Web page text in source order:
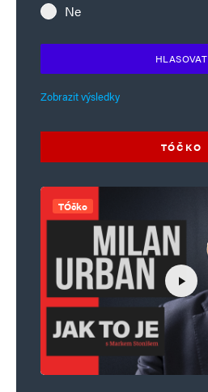
Ne
HLASOVAT
Zobrazit výsledky
TÓČKO
TÓčko